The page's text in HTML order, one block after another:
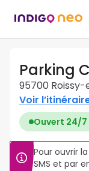
Parking
95700
Voir
Ouvert 24/7
Pour ouvrir
SMS et par